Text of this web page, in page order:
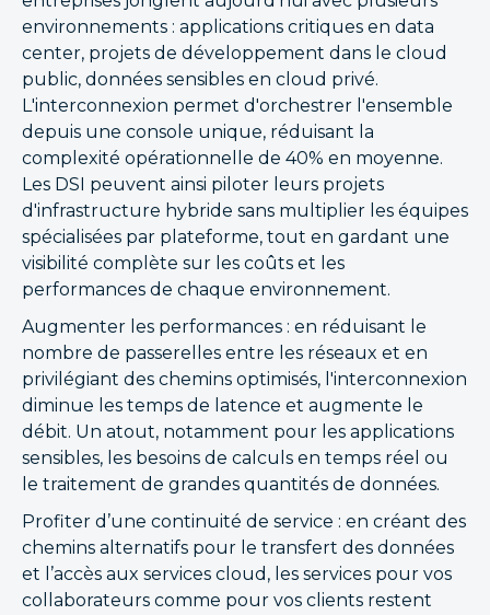
environnements : applications critiques en data
center, projets de développement dans le cloud
public, données sensibles en cloud privé.
L'interconnexion permet d'orchestrer l'ensemble
depuis une console unique, réduisant la
complexité opérationnelle de 40% en moyenne.
Les DSI peuvent ainsi piloter leurs projets
d'infrastructure hybride sans multiplier les équipes
spécialisées par plateforme, tout en gardant une
visibilité complète sur les coûts et les
performances de chaque environnement.
Augmenter les performances : en réduisant le
nombre de passerelles entre les réseaux et en
privilégiant des chemins optimisés, l'interconnexion
diminue les temps de latence et augmente le
débit. Un atout, notamment pour les applications
sensibles, les besoins de calculs en temps réel ou
le traitement de grandes quantités de données.
Profiter d’une continuité de service : en créant des
chemins alternatifs pour le transfert des données
et l’accès aux services cloud, les services pour vos
collaborateurs comme pour vos clients restent